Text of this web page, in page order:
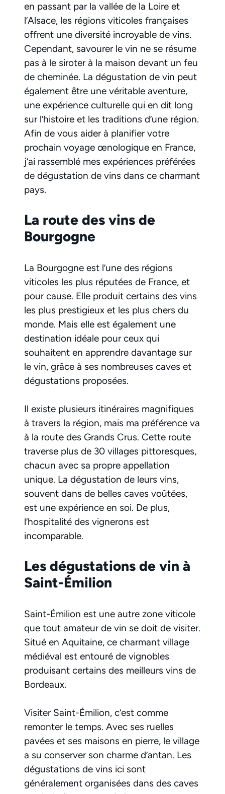
en passant par la vallée de la Loire et
l’Alsace, les régions viticoles françaises
offrent une diversité incroyable de vins.
Cependant, savourer le vin ne se résume
pas à le siroter à la maison devant un feu
de cheminée. La dégustation de vin peut
également être une véritable aventure,
une expérience culturelle qui en dit long
sur l’histoire et les traditions d’une région.
Afin de vous aider à planifier votre
prochain voyage œnologique en France,
j’ai rassemblé mes expériences préférées
de dégustation de vins dans ce charmant
pays.
La route des vins de
Bourgogne
La Bourgogne est l’une des régions
viticoles les plus réputées de France, et
pour cause. Elle produit certains des vins
les plus prestigieux et les plus chers du
monde. Mais elle est également une
destination idéale pour ceux qui
souhaitent en apprendre davantage sur
le vin, grâce à ses nombreuses caves et
dégustations proposées.
Il existe plusieurs itinéraires magnifiques
à travers la région, mais ma préférence va
à la route des Grands Crus. Cette route
traverse plus de 30 villages pittoresques,
chacun avec sa propre appellation
unique. La dégustation de leurs vins,
souvent dans de belles caves voûtées,
est une expérience en soi. De plus,
l’hospitalité des vignerons est
incomparable.
Les dégustations de vin à
Saint-Émilion
Saint-Émilion est une autre zone viticole
que tout amateur de vin se doit de visiter.
Situé en Aquitaine, ce charmant village
médiéval est entouré de vignobles
produisant certains des meilleurs vins de
Bordeaux.
Visiter Saint-Émilion, c’est comme
remonter le temps. Avec ses ruelles
pavées et ses maisons en pierre, le village
a su conserver son charme d’antan. Les
dégustations de vins ici sont
généralement organisées dans des caves